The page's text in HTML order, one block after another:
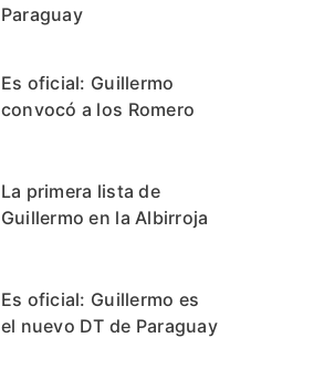
Paraguay
Es oficial: Guillermo
convocó a los Romero
La primera lista de
Guillermo en la Albirroja
Es oficial: Guillermo es
el nuevo DT de Paraguay